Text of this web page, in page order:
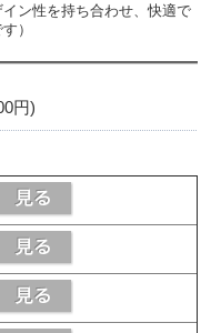
イン性を持ち合わせ、快適で
）
円)